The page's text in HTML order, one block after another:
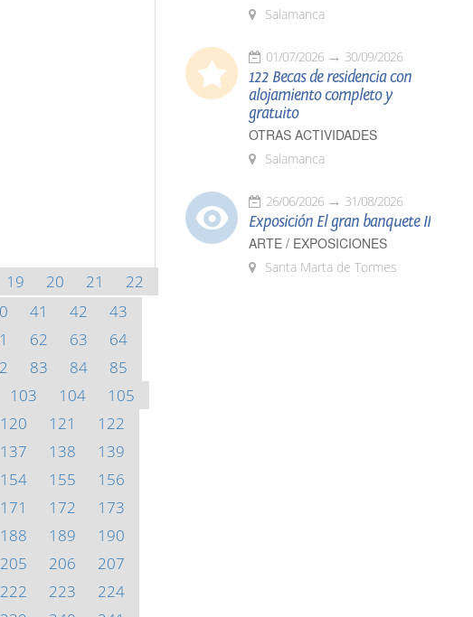
19 20 21
22
41 42
43
62 63
64
83 84
85
103 104
105
120 121
122
137 138
139
154 155
156
171 172
173
188 189
190
205 206
207
222 223
224
Salamanca
01/07/2026 30/09/2026
122 Becas de residencia con
alojamiento completo y
gratuito
OTRAS ACTIVIDADES
Salamanca
26/06/2026 31/08/2026
Exposición El gran banquete II
ARTE / EXPOSICIONES
Santa Marta de Tormes